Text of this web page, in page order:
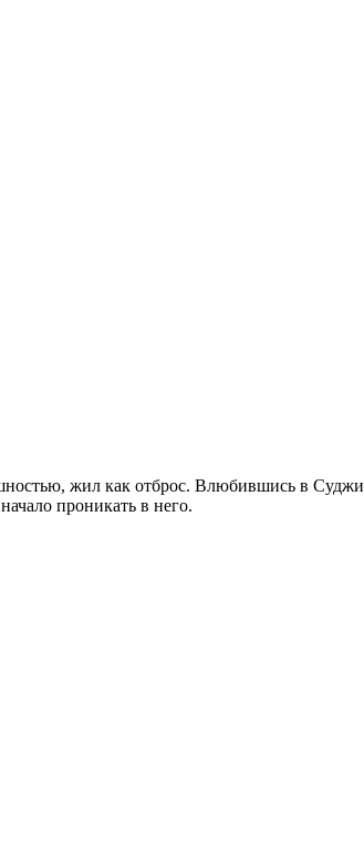
жил как отброс. Влюбившись в
проникать в него.